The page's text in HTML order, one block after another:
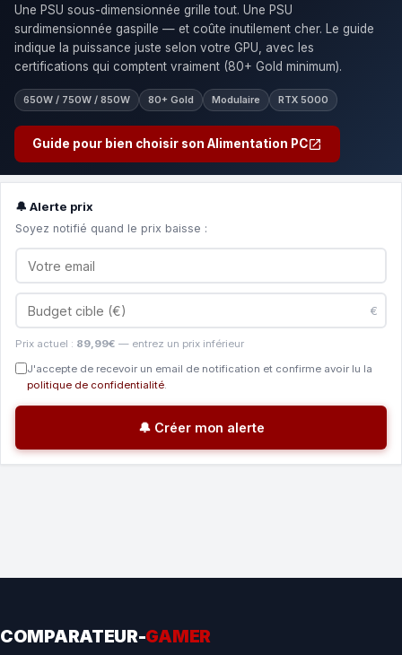
Une PSU sous-dimensionnée grille tout. Une PSU
surdimensionnée gaspille — et coûte inutilement cher. Le guide
indique la puissance juste selon votre GPU, avec les
certifications qui comptent vraiment (80+ Gold minimum).
650W / 750W / 850W 80+ Gold Modulaire RTX 5000
Guide pour bien choisir son Alimentation PC
🔔 Alerte prix
Soyez notifié quand le prix baisse :
€
Prix actuel : 89,99€ — entrez un prix inférieur
J'accepte de recevoir un email de notification et confirme avoir lu la
politique de confidentialité.
🔔 Créer mon alerte
COMPARATEUR-GAMER